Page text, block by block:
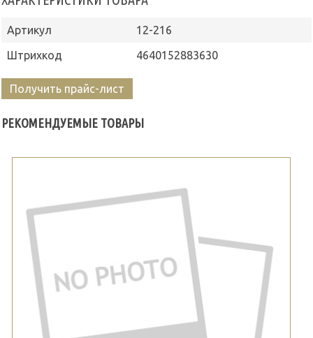
Артикул
12-216
Штрихкод
4640152883630
Получить прайс-лист
РЕКОМЕНДУЕМЫЕ ТОВАРЫ